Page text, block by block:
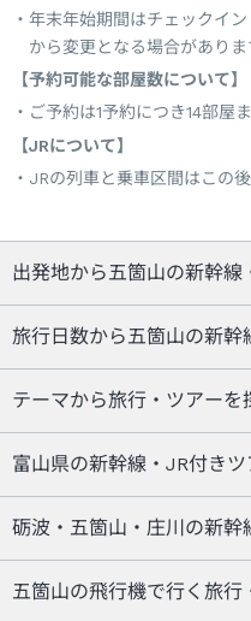
年末年始期間はチェックイ
から変更となる場合がありま
【予約可能な部屋数について】
ご予約は1予約につき14部屋
【JRについて】
JRの列車と乗車区間はこの
出発地から五箇山の新幹線
旅行日数から五箇山の新幹
テーマから旅行・ツアーを
富山県の新幹線・JR付き
砺波・五箇山・庄川の新幹
五箇山の飛行機で行く旅行